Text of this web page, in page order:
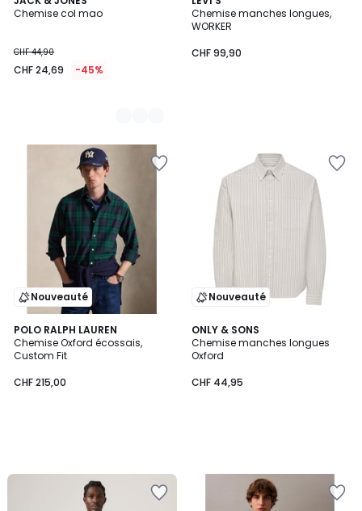
Chemise col mao
CHF 44,90
CHF 24,69 -45%
Couleurs
Chemise manches longues,
WORKER
CHF 99,90
Nouveauté
POLO RALPH LAUREN
Chemise Oxford écossais,
Custom Fit
CHF 215,00
Nouveauté
ONLY & SONS
Chemise manches longues
Oxford
CHF 44,95